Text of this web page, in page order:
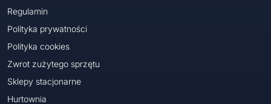
Regulamin
Polityka prywatności
Polityka cookies
Zwrot zużytego sprzętu
Sklepy stacjonarne
Hurtownia